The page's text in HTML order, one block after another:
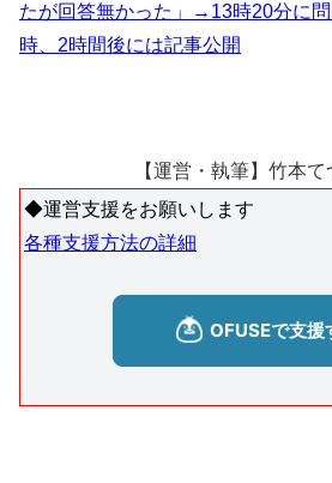
たが回答無かった」→13時20分に
時、2時間後には記事公開
【運営・執筆】竹本て
◆運営支援をお願いします
各種支援方法の詳細